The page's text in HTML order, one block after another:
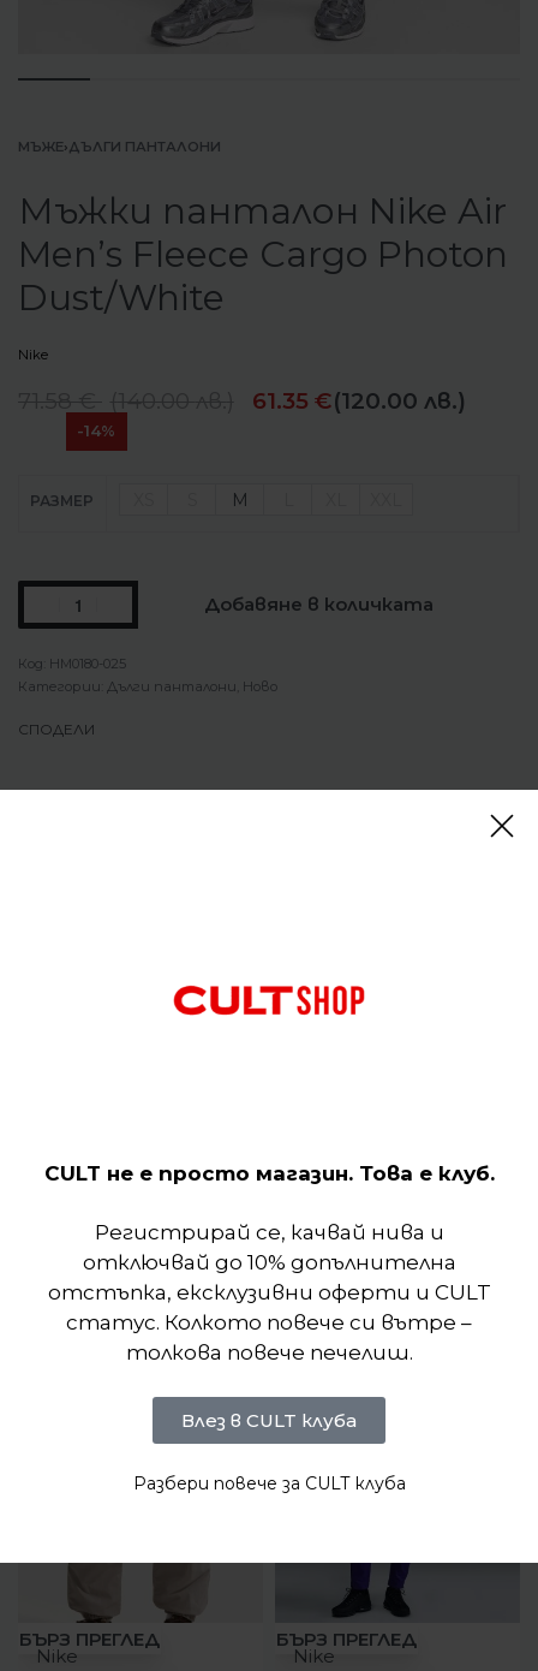
МЪЖЕ›ДЪЛГИ ПАНТАЛОНИ
Мъжки панталон Nike Air
Men’s Fleece Cargo Photon
Dust/White
Nike
61.35 €(120.00 лв.)
-14%
РАЗМЕР M
Добавяне в количката
HM0180-025
Категории: Дълги панталони Ново
СПОДЕЛИ
съхранение, непринуден комфорт и смел стил,
тези карго джогери допълват фините цветни
Отзиви (0)
Подобни продукти
-25%
БЪРЗ ПРЕГЛЕД
Nike
-46%
БЪРЗ ПРЕГЛЕД
Nike
CULT не е просто магазин. Това е клуб.
Регистрирай се, качвай нива и
отключвай до 10% допълнителна
отстъпка, ексклузивни оферти и CULT
статус. Колкото повече си вътре –
толкова повече печелиш.
Влез в CULT клуба
Разбери повече за CULT клуба